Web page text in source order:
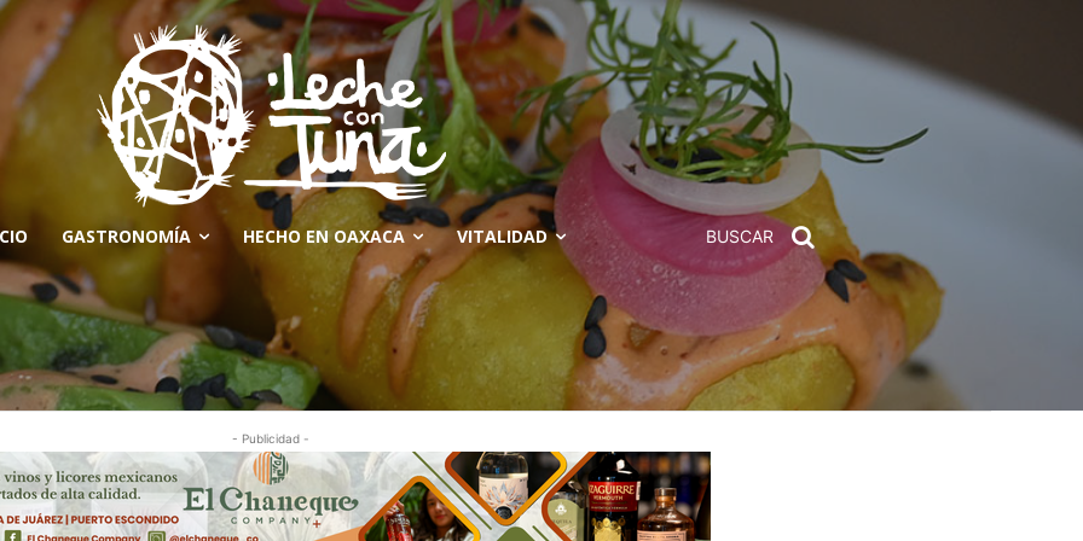
GASTRONOMÍA HECHO EN OAXACA VITALIDAD BUSCAR
- Publicidad -